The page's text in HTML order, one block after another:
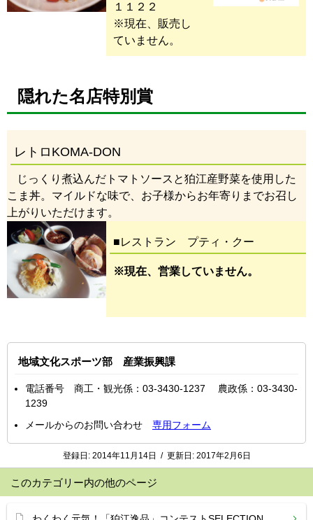
１１２２
※現在、販売し
ていません。
隠れた名店特別賞
レトロKOMA-DON
じっくり煮込んだトマトソースと狛江産野菜を使用した
こま丼。マイルドな味で、お子様からお年寄りまでお召し
上がりいただけます。
■レストラン プティ・クー
※現在、営業していません。
地域文化スポーツ部 産業振興課
電話番号 商工・観光係：03-3430-1237 農政係：03-3430-
1239
メールからのお問い合わせ 専用フォーム
登録日: 2014年11月14日 / 更新日: 2017年2月6日
このカテゴリー内の他のページ